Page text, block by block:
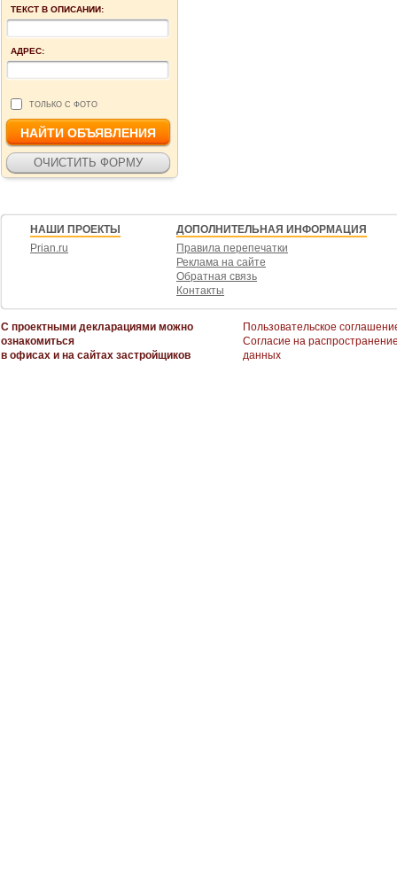
ТЕКСТ В ОПИСАНИИ:
АДРЕС:
ТОЛЬКО С ФОТО
НАШИ ПРОЕКТЫ
Prian.ru
ДОПОЛНИТЕЛЬНАЯ ИНФОРМАЦИЯ
Правила перепечатки
Реклама на сайте
Обратная связь
Контакты
С проектными декларациями можно
ознакомиться
в офисах и на сайтах застройщиков
Пользовательское
Согласие на
данных